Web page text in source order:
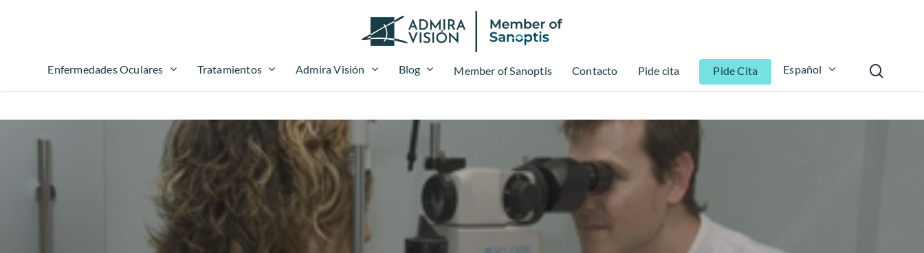
Enfermedades Oculares Tratamientos Admira Visión Blog Member of Sanoptis Contacto Pide cita Pide Cita Español